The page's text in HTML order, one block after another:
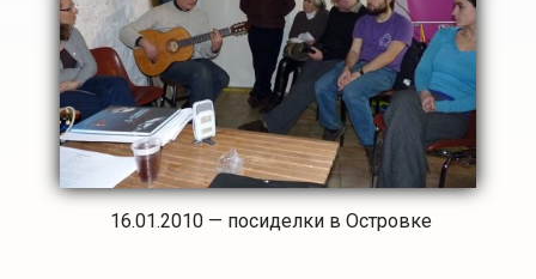
16.01.2010 — посиделки в Островке